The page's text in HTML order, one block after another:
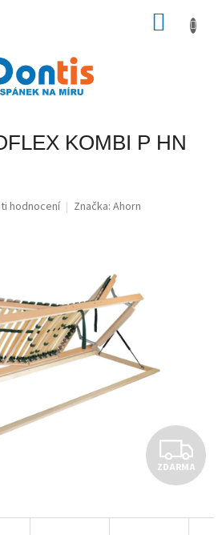
KOMBI P HN
hodnocení Značka: Ahorn
Z
D
A
ZDARMA